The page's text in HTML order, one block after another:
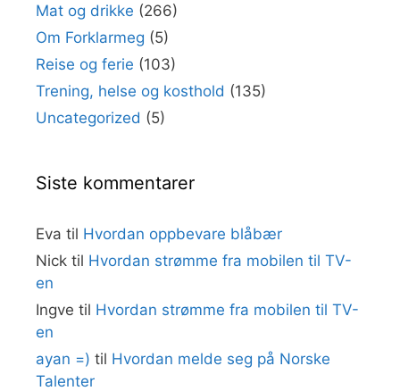
Mat og drikke (266)
Om Forklarmeg (5)
Reise og ferie (103)
Trening, helse og kosthold (135)
Uncategorized (5)
Siste kommentarer
Eva til Hvordan oppbevare blåbær
Nick til Hvordan strømme fra mobilen til TV-
en
Ingve til Hvordan strømme fra mobilen til TV-
en
ayan =) til Hvordan melde seg på Norske
Talenter